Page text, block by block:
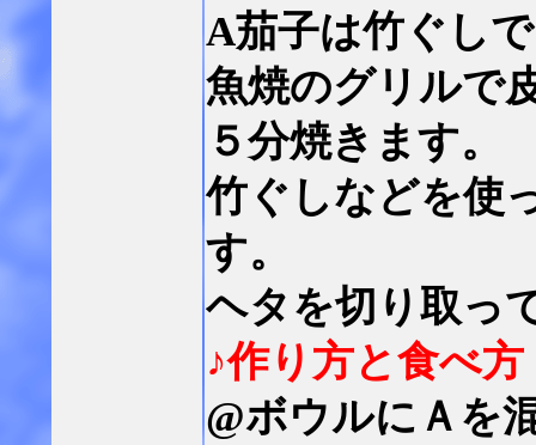
A茄子は竹ぐし
魚焼のグリルで
５分焼きます。
竹ぐしなどを使
す。
ヘタを切り取っ
♪作り方と食べ方
@ボウルにＡを